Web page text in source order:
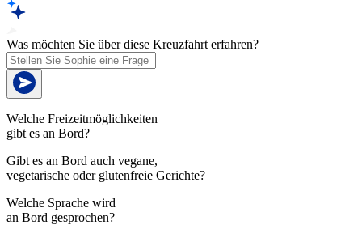
Was möchten Sie über diese Kreuzfahrt erfahren?
Welche Freizeitmöglichkeiten
gibt es an Bord?
Gibt es an Bord auch vegane,
vegetarische oder glutenfreie Gerichte?
Welche Sprache wird
an Bord gesprochen?